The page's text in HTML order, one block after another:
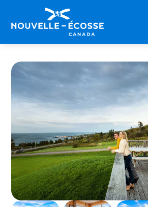
FRA
Home Steinhart Distillery Cottages